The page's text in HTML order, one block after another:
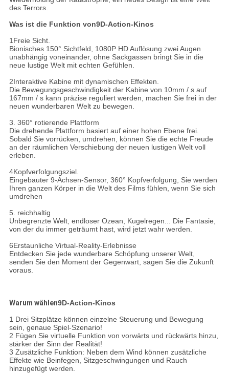
des Terrors.
Was ist die Funktion von9D-Action-Kinos
1Freie Sicht.
Bionisches 150° Sichtfeld, 1080P HD Auflösung zwei Augen
unabhängig voneinander, ohne Sackgassen bringt Sie in die
neue lustige Welt mit echten Gefühlen.
2Interaktive Kabine mit dynamischen Effekten.
Die Bewegungsgeschwindigkeit der Kabine von 10mm / s auf
167mm / s kann präzise reguliert werden, machen Sie frei in der
neuen wunderbaren Welt zu bewegen.
3. 360° rotierende Plattform
Die drehende Plattform basiert auf einer hohen Ebene frei.
Sobald Sie vorrücken, umdrehen, können Sie die echte Freude
an der räumlichen Verschiebung der neuen lustigen Welt voll
erleben.
4Kopfverfolgungsziel.
Eingebauter 9-Achsen-Sensor, 360° Kopfverfolgung, Sie werden
Ihren ganzen Körper in die Welt des Films fühlen, wenn Sie sich
umdrehen
5. reichhaltig
Unbegrenzte Welt, endloser Ozean, Kugelregen... Die Fantasie,
von der du immer geträumt hast, wird jetzt wahr werden.
6Erstaunliche Virtual-Reality-Erlebnisse
Entdecken Sie jede wunderbare Schöpfung unserer Welt,
senden Sie den Moment der Gegenwart, sagen Sie die Zukunft
voraus.
Warum wählen9D-Action-Kinos
1 Drei Sitzplätze können einzelne Steuerung und Bewegung
sein, genaue Spiel-Szenario!
2 Fügen Sie virtuelle Funktion von vorwärts und rückwärts hinzu,
stärker der Sinn der Realität!
3 Zusätzliche Funktion: Neben dem Wind können zusätzliche
Effekte wie Beinfegen, Sitzgeschwingungen und Rauch
hinzugefügt werden.